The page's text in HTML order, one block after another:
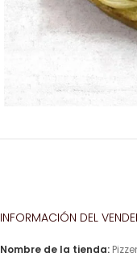
INFORMACIÓN DEL
Nombre de la tienda: